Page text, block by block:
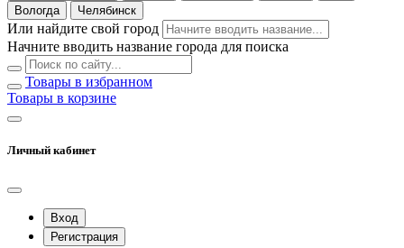
Вологда
Челябинск
Или найдите свой город
Начните вводить название города для поиска
Товары в избранном
Товары в корзине
Личный кабинет
Вход
Регистрация